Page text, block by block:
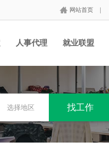
网站首页
人事代理 就业联盟
选择地区